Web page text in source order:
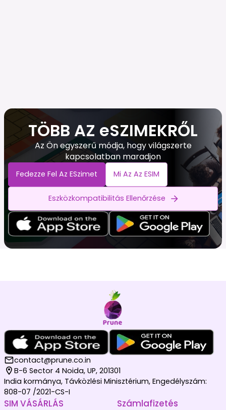
TÖBB AZ eSZIMEKRŐL
Az Ön egyszerű módja, hogy világszerte
kapcsolatban maradjon
Fedezze Fel Az ESzimet Mi Az Az ESIM
Eszközkompatibilitás Ellenőrzése
contact@prune.co.in
B-6 Sector 4 Noida, UP, 201301
India kormánya, Távközlési Minisztérium, Engedélyszám:
808-07 /2021-CS-I
SIM VÁSÁRLÁS Számlafizetés